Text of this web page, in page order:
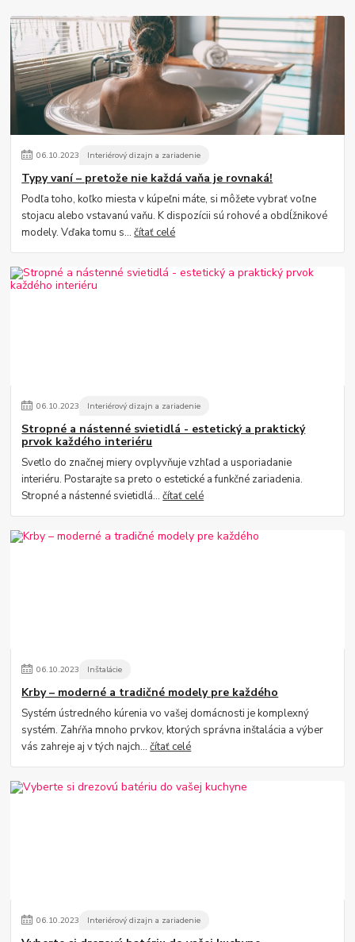
06.10.2023 Interiérový dizajn a zariadenie
Typy vaní – pretože nie každá vaňa je rovnaká!
Podľa toho, koľko miesta v kúpeľni máte, si môžete vybrať voľne
stojacu alebo vstavanú vaňu. K dispozícii sú rohové a obdĺžnikové
modely. Vďaka tomu s...čítať celé
06.10.2023 Interiérový dizajn a zariadenie
Stropné a nástenné svietidlá - estetický a praktický
prvok každého interiéru
Svetlo do značnej miery ovplyvňuje vzhľad a usporiadanie
interiéru. Postarajte sa preto o estetické a funkčné zariadenia.
Stropné a nástenné svietidlá...čítať celé
06.10.2023 Inštalácie
Krby – moderné a tradičné modely pre každého
Systém ústredného kúrenia vo vašej domácnosti je komplexný
systém. Zahŕňa mnoho prvkov, ktorých správna inštalácia a výber
vás zahreje aj v tých najch...čítať celé
06.10.2023 Interiérový dizajn a zariadenie